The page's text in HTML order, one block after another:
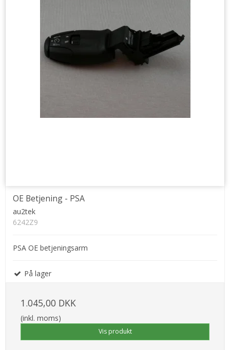
OE Betjening - PSA
au2tek
6242Z9
PSA OE betjeningsarm
På lager
1.045,00 DKK
(inkl. moms)
Vis produkt